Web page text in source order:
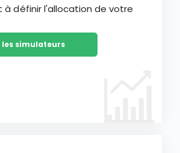
à définir l'allocation de votre
les simulateurs